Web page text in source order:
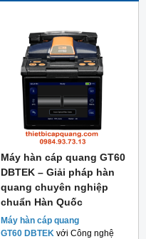
Máy hàn cáp quang GT60
DBTEK – Giải pháp hàn
quang chuyên nghiệp
chuẩn Hàn Quốc
Máy hàn cáp quang
GT60 DBTEK với Công nghệ